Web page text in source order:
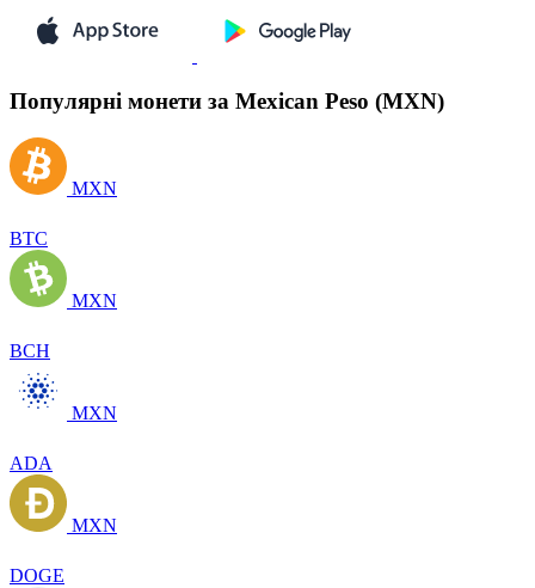
Популярні монети за Mexican Peso (MXN)
MXN
BTC
MXN
BCH
MXN
ADA
MXN
DOGE